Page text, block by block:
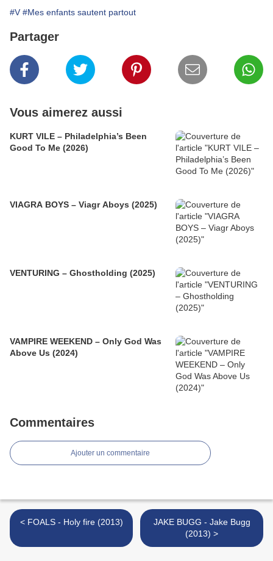
#V #Mes enfants sautent partout
Partager
Vous aimerez aussi
KURT VILE – Philadelphia’s Been
Good To Me (2026)
VIAGRA BOYS – Viagr Aboys (2025)
VENTURING – Ghostholding (2025)
VAMPIRE WEEKEND – Only God Was
Above Us (2024)
Commentaires
Ajouter un commentaire
< FOALS - Holy fire (2013)
JAKE BUGG - Jake Bugg
(2013) >